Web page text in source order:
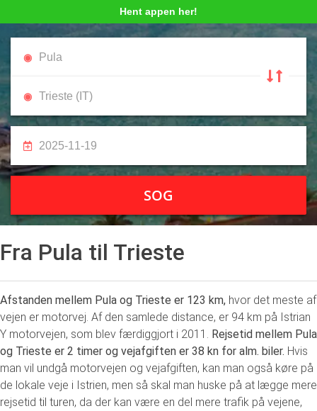
Hent appen her!
SOG
Fra Pula til Trieste
Afstanden mellem Pula og Trieste er 123 km, hvor det meste af
vejen er motorvej. Af den samlede distance, er 94 km på Istrian
Y motorvejen, som blev færdiggjort i 2011. Rejsetid mellem Pula
og Trieste er 2 timer og vejafgiften er 38 kn for alm. biler. Hvis
man vil undgå motorvejen og vejafgiften, kan man også køre på
de lokale veje i Istrien, men så skal man huske på at lægge mere
rejsetid til turen, da der kan være en del mere trafik på vejene,